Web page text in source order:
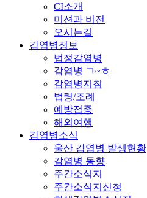
CI소개
미션과 비전
오시는길
감염병정보
법정감염병
감염병 ㄱ~ㅎ
감염병지침
법령/조례
예방접종
해외여행
감염병소식
울산 감염병 발생현황
감염병 동향
주간소식지
주간소식지신청